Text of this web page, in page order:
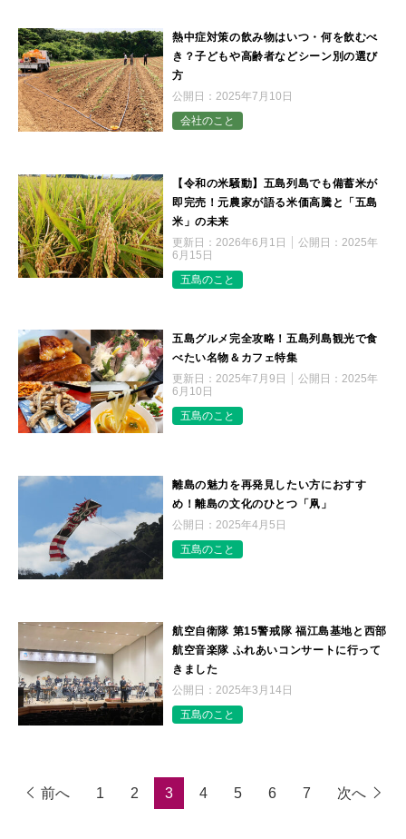
熱中症対策の飲み物はいつ・何を飲むべ
き？子どもや高齢者などシーン別の選び
方
公開日： 2025年7月10日
会社のこと
【令和の米騒動】五島列島でも備蓄米が
即完売！元農家が語る米価高騰と「五島
米」の未来
更新日： 2026年6月1日 公開日： 2025年
6月15日
五島のこと
五島グルメ完全攻略！五島列島観光で食
べたい名物＆カフェ特集
更新日： 2025年7月9日 公開日： 2025年
6月10日
五島のこと
離島の魅力を再発見したい方におすす
め！離島の文化のひとつ「凧」
公開日： 2025年4月5日
五島のこと
航空自衛隊 第15警戒隊 福江島基地と西部
航空音楽隊 ふれあいコンサートに行って
きました
公開日： 2025年3月14日
五島のこと
前へ 1 2 3 4 5 6 7 次へ